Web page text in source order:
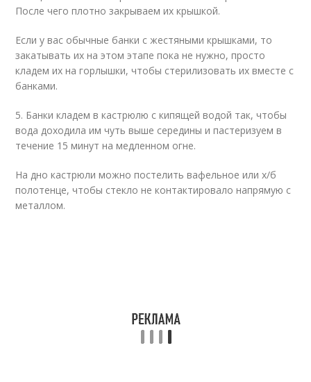
После чего плотно закрываем их крышкой.
Если у вас обычные банки с жестяными крышками, то
закатывать их на этом этапе пока не нужно, просто
кладем их на горлышки, чтобы стерилизовать их вместе с
банками.
5. Банки кладем в кастрюлю с кипящей водой так, чтобы
вода доходила им чуть выше середины и пастеризуем в
течение 15 минут на медленном огне.
На дно кастрюли можно постелить вафельное или х/б
полотенце, чтобы стекло не контактировало напрямую с
металлом.